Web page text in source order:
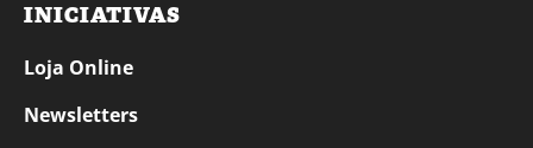
INICIATIVAS
Loja Online
Newsletters